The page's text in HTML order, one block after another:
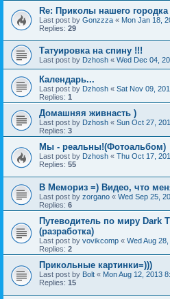
Re: Приколы нашего городка
Last post by Gonzzza « Mon Jan 18,
Replies: 29
Татуировка на спину !!!
Last post by Dzhosh « Wed Dec 04,
Календарь...
Last post by Dzhosh « Sat Nov 09,
Replies: 1
Домашняя живнасть )
Last post by Dzhosh « Sun Oct 27,
Replies: 3
Мы - реальны!(Фотоальбом)
Last post by Dzhosh « Thu Oct 17,
Replies: 55
В Мемориз =) Видео, что
Last post by zorgano « Wed Sep 25,
Replies: 6
Путеводитель по миру Dark
(разработка)
Last post by vovikcomp « Wed Aug
Replies: 2
Прикольные картинки=)))
Last post by Bolt « Mon Aug 12, 2013
Replies: 15